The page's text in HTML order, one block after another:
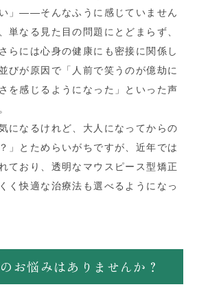
」——そんなふうに感じていません
単なる見た目の問題にとどまらず、
らには心身の健康にも密接に関係し
びが原因で「人前で笑うのが億劫に
を感じるようになった」といった声
になるけれど、大人になってからの
」とためらいがちですが、近年では
ており、透明なマウスピース型矯正
く快適な治療法も選べるようになっ
お悩みはありませんか？